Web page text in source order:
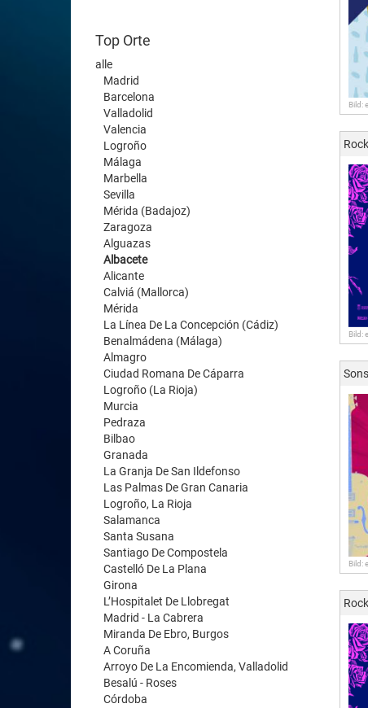
Top Orte
alle
Madrid
Barcelona
Valladolid
Valencia
Logroño
Málaga
Marbella
Sevilla
Mérida (Badajoz)
Zaragoza
Alguazas
Albacete
Alicante
Calviá (Mallorca)
Mérida
La Línea De La Concepción (Cádiz)
Benalmádena (Málaga)
Almagro
Ciudad Romana De Cáparra
Logroño (La Rioja)
Murcia
Pedraza
Bilbao
Granada
La Granja De San Ildefonso
Las Palmas De Gran Canaria
Logroño, La Rioja
Salamanca
Santa Susana
Santiago De Compostela
Castelló De La Plana
Girona
L’Hospitalet De Llobregat
Madrid - La Cabrera
Miranda De Ebro, Burgos
A Coruña
Arroyo De La Encomienda, Valladolid
Besalú - Roses
Córdoba
Bild:
Bild:
Bild: